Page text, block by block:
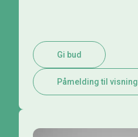
Gi bud
Påmelding til visning